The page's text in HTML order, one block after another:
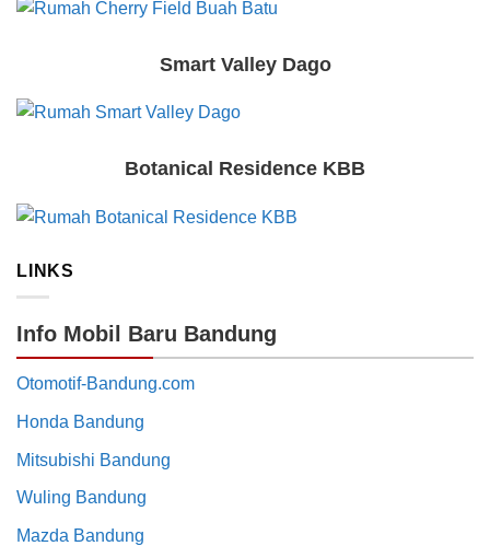
Smart Valley Dago
Botanical Residence KBB
LINKS
Info Mobil Baru Bandung
Otomotif-Bandung.com
Honda Bandung
Mitsubishi Bandung
Wuling Bandung
Mazda Bandung